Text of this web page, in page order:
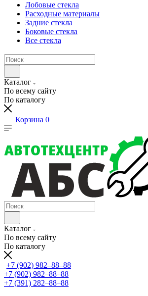
Лобовые стекла
Расходные материалы
Задние стекла
Боковые стекла
Все стекла
Каталог
По всему сайту
По каталогу
Корзина 0
Каталог
По всему сайту
По каталогу
+7 (902) 982‒88‒88
+7 (902) 982‒88‒88
+7 (391) 282‒88‒88